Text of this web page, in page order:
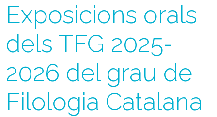
Exposicions orals
dels TFG 2025-
2026 del grau de
Filologia Catalana